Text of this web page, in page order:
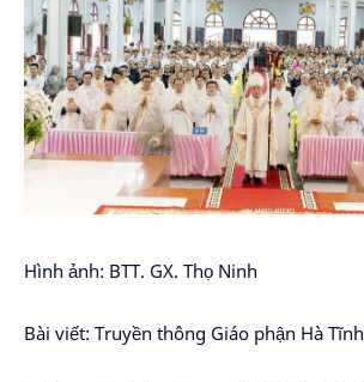
Hình ảnh: BTT. GX. Thọ Ninh
Bài viết: Truyền thông Giáo phận Hà Tĩnh